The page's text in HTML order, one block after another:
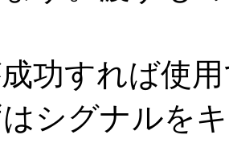
功すれば使
シグナルを